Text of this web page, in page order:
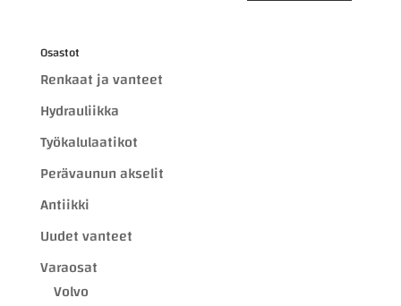
Osastot
Renkaat ja vanteet
Hydrauliikka
Työkalulaatikot
Perävaunun akselit
Antiikki
Uudet vanteet
Varaosat
Volvo